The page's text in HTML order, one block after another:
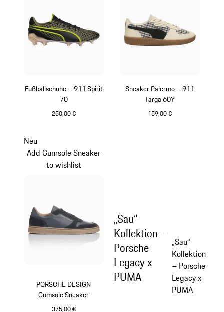
Fußballschuhe – 911 Spirit
70
250,00 €
Sneaker Palermo – 911
Targa 60Y
159,00 €
PORSCHE DESIGN
Gumsole Sneaker
375,00 €
Neu
Add Gumsole Sneaker
to wishlist
„Sau“
Kollektion –
Porsche
Legacy x
PUMA
„Sau“
Kollektion
– Porsche
Legacy x
PUMA